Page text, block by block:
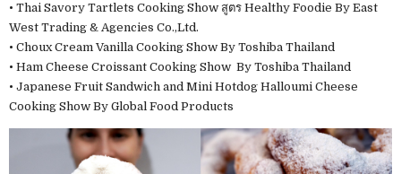
• Thai Savory Tartlets Cooking Show สูตร Healthy Foodie By East
West Trading & Agencies Co.,Ltd.
• Choux Cream Vanilla Cooking Show By Toshiba Thailand
• Ham Cheese Croissant Cooking Show By Toshiba Thailand
• Japanese Fruit Sandwich and Mini Hotdog Halloumi Cheese
Cooking Show By Global Food Products